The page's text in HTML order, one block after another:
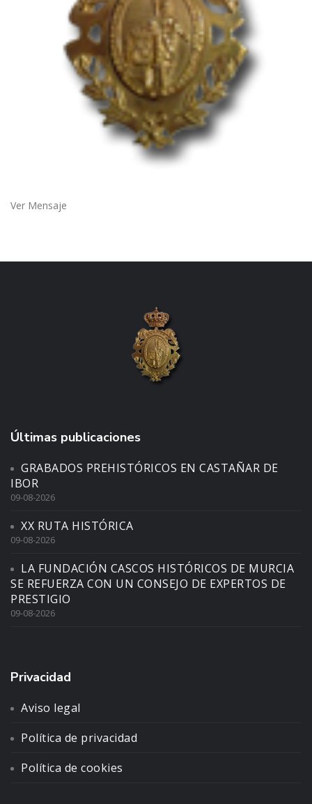
Ver Mensaje
Últimas publicaciones
GRABADOS PREHISTÓRICOS EN CASTAÑAR DE
IBOR
09-08-2026
XX RUTA HISTÓRICA
09-08-2026
LA FUNDACIÓN CASCOS HISTÓRICOS DE MURCIA
SE REFUERZA CON UN CONSEJO DE EXPERTOS DE
PRESTIGIO
09-08-2026
Privacidad
Aviso legal
Política de privacidad
Política de cookies